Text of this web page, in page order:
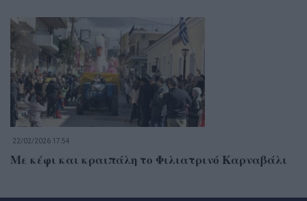
22/02/2026 17:54
Με κέφι και κραιπάλη το Φιλιατρινό Καρναβάλι